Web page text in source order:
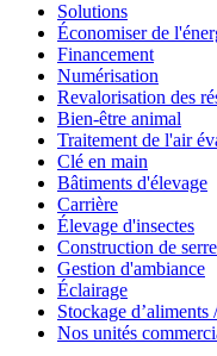
Solutions
Économiser de
Financement
Numérisation
Revalorisation des
Bien-être animal
Traitement de l'air
Clé en main
Bâtiments d'élevage
Carrière
Élevage d'insectes
Construction de
Gestion d'ambiance
Éclairage
Stockage d’aliments
Nos unités